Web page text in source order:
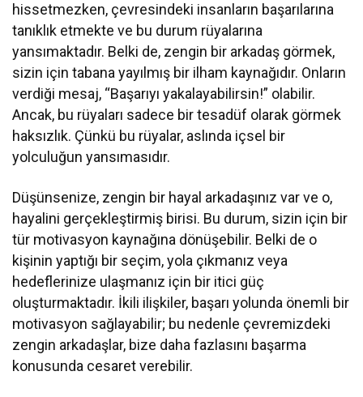
hissetmezken, çevresindeki insanların başarılarına
tanıklık etmekte ve bu durum rüyalarına
yansımaktadır. Belki de, zengin bir arkadaş görmek,
sizin için tabana yayılmış bir ilham kaynağıdır. Onların
verdiği mesaj, “Başarıyı yakalayabilirsin!” olabilir.
Ancak, bu rüyaları sadece bir tesadüf olarak görmek
haksızlık. Çünkü bu rüyalar, aslında içsel bir
yolculuğun yansımasıdır.
Düşünsenize, zengin bir hayal arkadaşınız var ve o,
hayalini gerçekleştirmiş birisi. Bu durum, sizin için bir
tür motivasyon kaynağına dönüşebilir. Belki de o
kişinin yaptığı bir seçim, yola çıkmanız veya
hedeflerinize ulaşmanız için bir itici güç
oluşturmaktadır. İkili ilişkiler, başarı yolunda önemli bir
motivasyon sağlayabilir; bu nedenle çevremizdeki
zengin arkadaşlar, bize daha fazlasını başarma
konusunda cesaret verebilir.